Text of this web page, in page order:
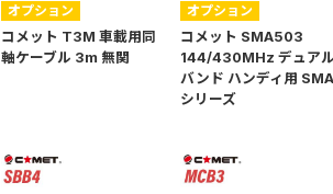
オプション
コメット T3M 車載用同
軸ケーブル 3m 無関
オプション
コメット SMA503
144/430MHz デュアル
バンド ハンディ用 SMA
シリーズ